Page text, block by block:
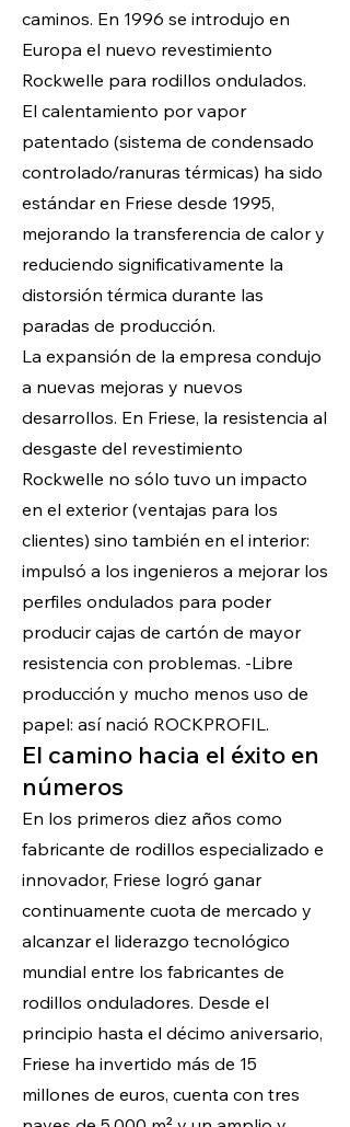
caminos. En 1996 se introdujo en
Europa el nuevo revestimiento
Rockwelle para rodillos ondulados.
El calentamiento por vapor
patentado (sistema de condensado
controlado/ranuras térmicas) ha sido
estándar en Friese desde 1995,
mejorando la transferencia de calor y
reduciendo significativamente la
distorsión térmica durante las
paradas de producción.
La expansión de la empresa condujo
a nuevas mejoras y nuevos
desarrollos. En Friese, la resistencia al
desgaste del revestimiento
Rockwelle no sólo tuvo un impacto
en el exterior (ventajas para los
clientes) sino también en el interior:
impulsó a los ingenieros a mejorar los
perfiles ondulados para poder
producir cajas de cartón de mayor
resistencia con problemas. -Libre
producción y mucho menos uso de
papel: así nació ROCKPROFIL.
El camino hacia el éxito en
números
En los primeros diez años como
fabricante de rodillos especializado e
innovador, Friese logró ganar
continuamente cuota de mercado y
alcanzar el liderazgo tecnológico
mundial entre los fabricantes de
rodillos onduladores. Desde el
principio hasta el décimo aniversario,
Friese ha invertido más de 15
millones de euros, cuenta con tres